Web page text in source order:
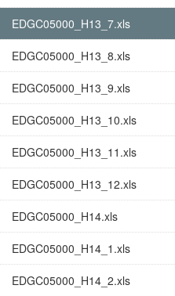
EDGC05000_H13_7.xls
EDGC05000_H13_8.xls
EDGC05000_H13_9.xls
EDGC05000_H13_10.xls
EDGC05000_H13_11.xls
EDGC05000_H13_12.xls
EDGC05000_H14.xls
EDGC05000_H14_1.xls
EDGC05000_H14_2.xls